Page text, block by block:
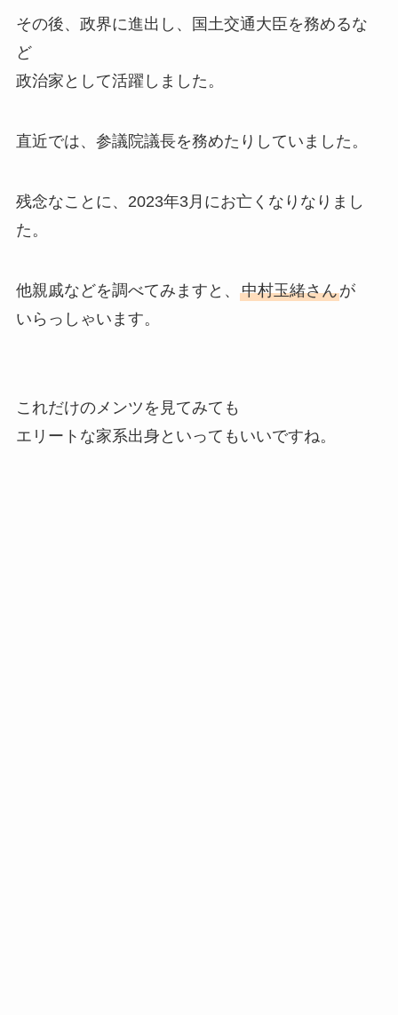
その後、政界に進出し、国土交通大臣を務めるな
ど
政治家として活躍しました。
直近では、参議院議長を務めたりしていました。
残念なことに、2023年3月にお亡くなりなりまし
た。
他親戚などを調べてみますと、 中村玉緒さんが
いらっしゃいます。
これだけのメンツを見てみても
エリートな家系出身といってもいいですね。